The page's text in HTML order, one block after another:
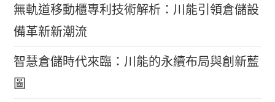
無軌道移動櫃專利技術解析：川能引領倉儲設
備革新新潮流
智慧倉儲時代來臨：川能的永續布局與創新藍
圖